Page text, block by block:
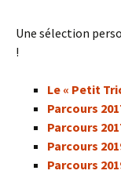
Une sélection
!
Le « Petit
Parcours
Parcours
Parcours
Parcours